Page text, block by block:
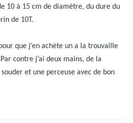
10 à 15 cm de diamètre, du dure du
de 10T.
que j’en achète un a la trouvaille
contre j’ai deux mains, de la
et une perceuse avec de bon